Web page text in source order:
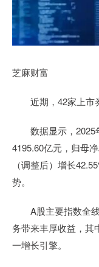
芝麻财富
近期，42家上市券
数据显示，2025
4195.60亿元，归母
（调整后）增长
势。
A股主要指数全线
务带来丰厚收益，其
一增长引擎。